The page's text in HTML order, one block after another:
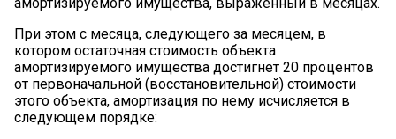
амортизируемого имущества, выраженный в месяцах.
При этом с месяца, следующего за месяцем, в
котором остаточная стоимость объекта
амортизируемого имущества достигнет 20 процентов
от первоначальной (восстановительной) стоимости
этого объекта, амортизация по нему исчисляется в
следующем порядке: